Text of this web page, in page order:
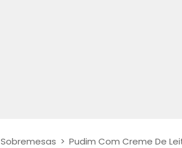
Sobremesas > Pudim Com Creme De